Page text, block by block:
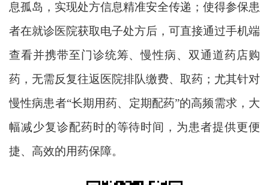
息孤岛，实现处方信息精准安全传递；使得参保患
者在就诊医院获取电子处方后，可直接通过手机端
查看并携带至门诊统筹、慢性病、双通道药店购
药，无需反复往返医院排队缴费、取药；尤其针对
慢性病患者“长期用药、定期配药”的高频需求，大
幅减少复诊配药时的等待时间，为患者提供更便
捷、高效的用药保障。